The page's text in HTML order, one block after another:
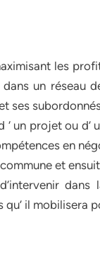
les
un réseau
ses
un projet ou
en
et
qu’ il